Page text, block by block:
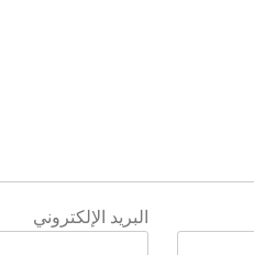
البريد الإلكتروني